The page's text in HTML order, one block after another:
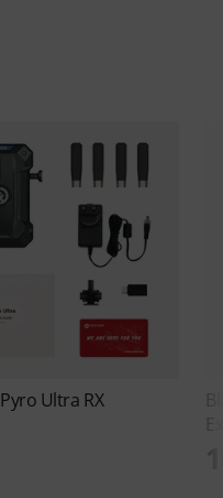
Pyro Ultra RX